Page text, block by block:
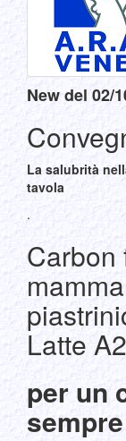
New del 02/
La salubrità
tavola
.
Carbon
Latte
per un